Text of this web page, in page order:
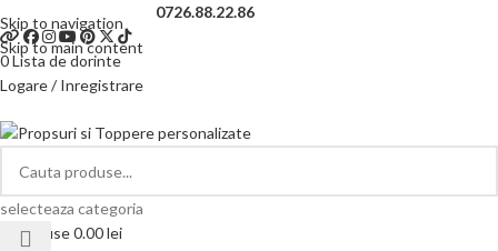
Skip to navigation
Skip to main content
0726.88.22.86
0Lista de dorinte
Logare / Inregistrare
selecteaza categoria
produse0.00lei